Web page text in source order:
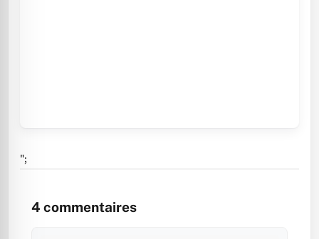
";
4 commentaires